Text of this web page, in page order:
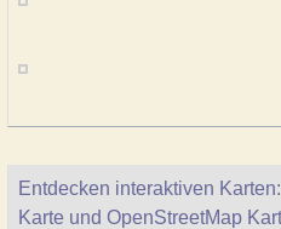
Entdecken interaktiven
Karte und OpenStreetMap